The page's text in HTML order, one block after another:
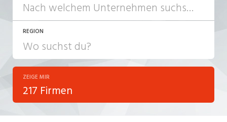
REGION
ZEIGE MIR
217 Firmen